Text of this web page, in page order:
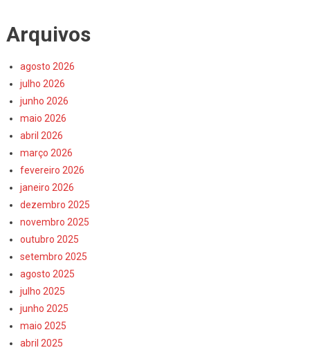
Arquivos
agosto 2026
julho 2026
junho 2026
maio 2026
abril 2026
março 2026
fevereiro 2026
janeiro 2026
dezembro 2025
novembro 2025
outubro 2025
setembro 2025
agosto 2025
julho 2025
junho 2025
maio 2025
abril 2025